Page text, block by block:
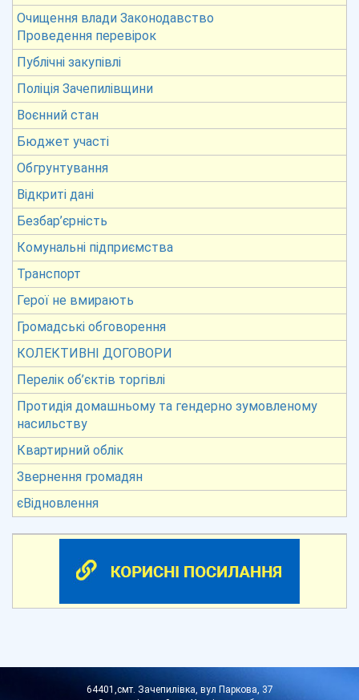
Очищення влади Законодавство
Проведення перевірок
Публічні закупівлі
Поліція Зачепилівщини
Воєнний стан
Бюджет участі
Обгрунтування
Відкриті дані
Безбар’єрність
Комунальні підприємства
Транспорт
Герої не вмирають
Громадські обговорення
КОЛЕКТИВНІ ДОГОВОРИ
Перелік об’єктів торгівлі
Протидія домашньому та гендерно зумовленому
насильству
Квартирний облік
Звернення громадян
єВідновлення
64401,смт. Зачепилівка, вул Паркова, 37